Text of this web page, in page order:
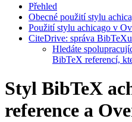
Přehled
Obecné použití stylu
Použití stylu achicago v
CiteDrive: správa
Hledáte
BibTeX referencí,
Styl BibTeX
reference a